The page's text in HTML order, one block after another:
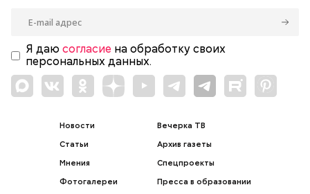
Я даю согласие на обработку своих
персональных данных.
Новости
Статьи
Мнения
Фотогалереи
Вечерка ТВ
Архив газеты
Спецпроекты
Пресса в образовании